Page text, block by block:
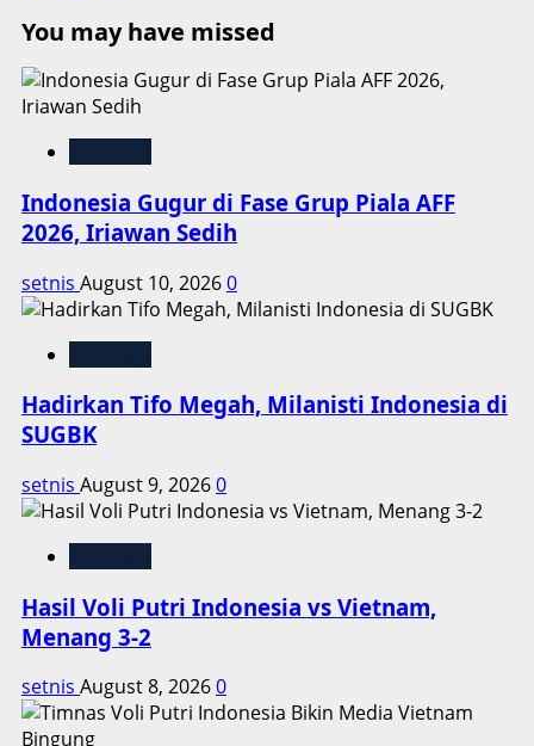
about
Evakuasi
Korban
Helikopter
PK-
CFX
di
Sekadau
You may have missed
Indonesia Gugur di Fase Grup Piala AFF
2026, Iriawan Sedih
setnis August 10, 20260
Hadirkan Tifo Megah, Milanisti Indonesia di
SUGBK
setnis August 9, 20260
Hasil Voli Putri Indonesia vs Vietnam,
Menang 3-2
setnis August 8, 20260